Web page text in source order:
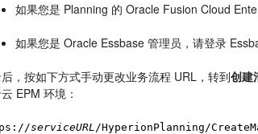
如果您是 Planning 的Oracle Fusion Cloud
如果您是Oracle Essbase 管理员，请登录
，按如下方式手动更改业务流程 URL，转到创建
云 EPM 环境：
serviceURL/HyperionPlanning/